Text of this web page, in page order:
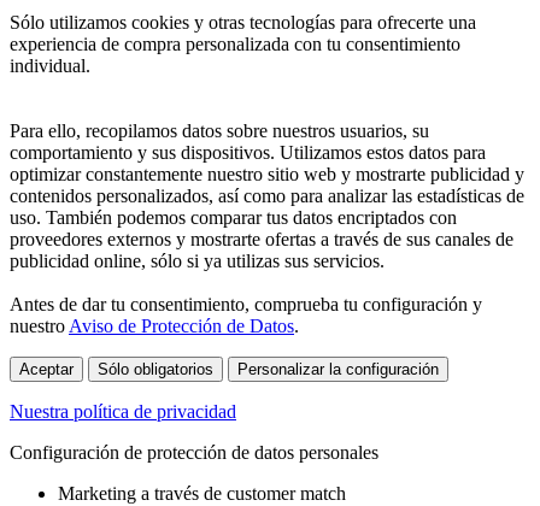
Sólo utilizamos cookies y otras tecnologías para ofrecerte una
experiencia de compra personalizada con tu consentimiento
individual.
Para ello, recopilamos datos sobre nuestros usuarios, su
comportamiento y sus dispositivos. Utilizamos estos datos para
optimizar constantemente nuestro sitio web y mostrarte publicidad y
contenidos personalizados, así como para analizar las estadísticas de
uso. También podemos comparar tus datos encriptados con
proveedores externos y mostrarte ofertas a través de sus canales de
publicidad online, sólo si ya utilizas sus servicios.
Antes de dar tu consentimiento, comprueba tu configuración y
nuestroAviso de Protección de Datos.
Aceptar Sólo obligatorios Personalizar la configuración
Nuestra política de privacidad
Configuración de protección de datos personales
Marketing a través de customer match